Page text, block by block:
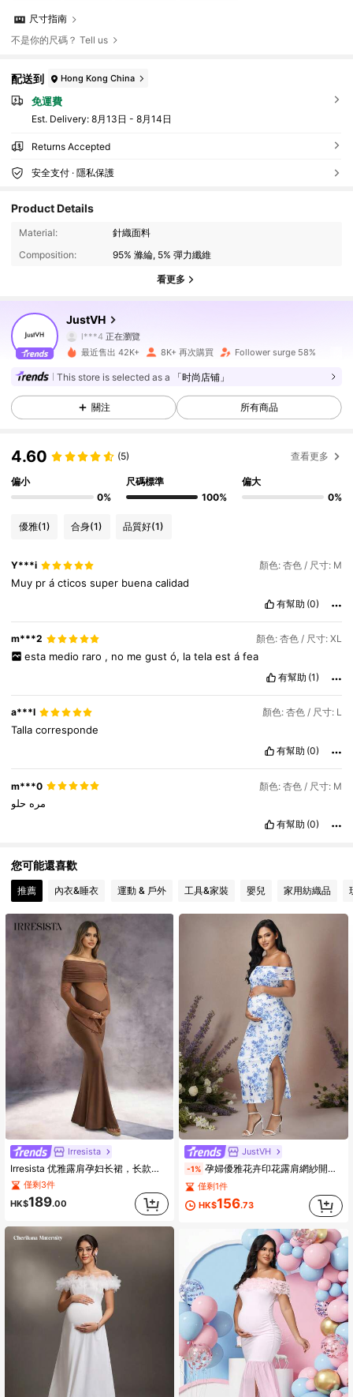
尺寸指南
不是你的尺碼？ Tell us
配送到 Hong Kong China
免運費
​Est. Delivery: 8月13日 - 8月14日
Returns Accepted
安全支付 · 隱私保護
Product Details
Material:
針織面料
Composition:
95% 滌綸, 5% 彈力纖維
看更多
JustVH
10K 追蹤者
l***4 正在瀏覽
4.86
10K 追蹤者
4.86 10K 追蹤者
10K 追蹤者
最近售出 42K+ 8K+ 再次購買 Follower surge 58%
This store is selected as a 「时尚店铺」
關注 所有商品
4.60 (5) 查看更多
偏小
0%
尺碼標準
100%
偏大
0%
優雅(1) 合身(1) 品質好(1)
Y***i 顏色: 杏色 / 尺寸: M
Muy prácticossuper buenacalidad
有幫助 (0)
m***2 顏色: 杏色 / 尺寸: XL
esta medio raro , no me gust ó, la tela est á fea
有幫助 (1)
a***l 顏色: 杏色 / 尺寸: L
Tallacorresponde
有幫助 (0)
m***0 顏色: 杏色 / 尺寸: M
مره حلو
有幫助 (0)
您可能還喜歡
推薦 內衣&睡衣 運動 & 戶外 工具&家裝 嬰兒 家用紡織品
Irresista
Irresista 优雅露肩孕妇长裙，长款褶皱袖，鱼尾裙摆，针织面料，弹力舒适
僅剩3件
HK$189.00
JustVH
-1% 孕婦優雅花卉印花露肩網紗開衩洋裝 夏季孕婦裙 適用於寶寶迎新派對、拍照、海灘、度假、秋季
僅剩1件
HK$156.73